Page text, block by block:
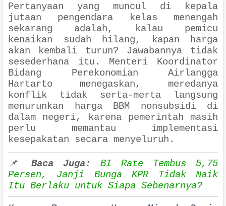
Pertanyaan yang muncul di kepala
jutaan pengendara kelas menengah
sekarang adalah, kalau pemicu
kenaikan sudah hilang, kapan harga
akan kembali turun? Jawabannya tidak
sesederhana itu. Menteri Koordinator
Bidang Perekonomian Airlangga
Hartarto menegaskan, meredanya
konflik tidak serta-merta langsung
menurunkan harga BBM nonsubsidi di
dalam negeri, karena pemerintah masih
perlu memantau implementasi
kesepakatan secara menyeluruh.
📌 Baca Juga:
BI Rate Tembus 5,75
Persen, Janji Bunga KPR Tidak Naik
Itu Berlaku untuk Siapa Sebenarnya?